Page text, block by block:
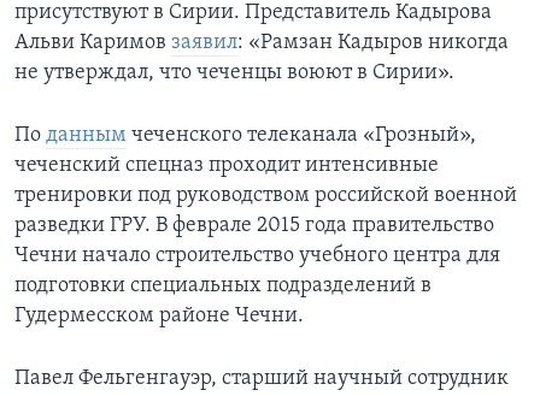
присутствуют в Сирии. Представитель Кадырова
Альви Каримов заявил: «Рамзан Кадыров никогда
не утверждал, что чеченцы воюют в Сирии».
По данным чеченского телеканала «Грозный»,
чеченский спецназ проходит интенсивные
тренировки под руководством российской военной
разведки ГРУ. В феврале 2015 года правительство
Чечни начало строительство учебного центра для
подготовки специальных подразделений в
Гудермесском районе Чечни.
Павел Фельгенгауэр, старший научный сотрудник